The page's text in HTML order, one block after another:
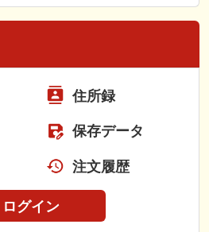
住所録
保存データ
注文履歴
ログイン